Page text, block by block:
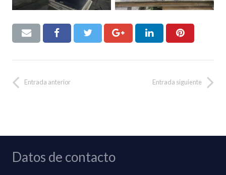
Entrada anterior Entrada siguiente
Datos de contacto